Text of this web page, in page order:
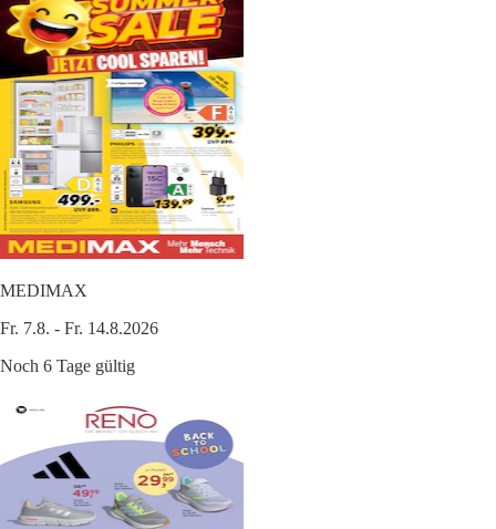
MEDIMAX
Fr. 7.8. - Fr. 14.8.2026
Noch 6 Tage gültig